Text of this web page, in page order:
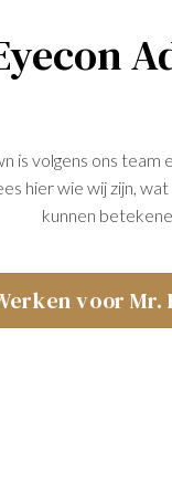
is volgens ons team
hier wie wij zijn,
kunnen
voor Mr.